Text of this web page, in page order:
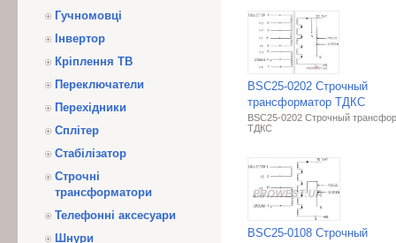
Гучномовці
Інвертор
Кріплення ТВ
Переключатели
Перехідники
Сплітер
Стабілізатор
Строчні
трансформатори
Телефонні аксесуари
Шнури
BSC25-0202 Строчный
трансформатор ТДКС
BSC25-0202 Строчный
ТДКС
BSC25-0108 Строчный